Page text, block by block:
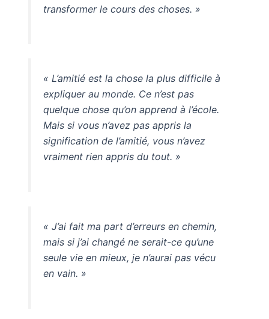
transformer le cours des choses. »
« L’amitié est la chose la plus difficile à
expliquer au monde. Ce n’est pas
quelque chose qu’on apprend à l’école.
Mais si vous n’avez pas appris la
signification de l’amitié, vous n’avez
vraiment rien appris du tout. »
« J’ai fait ma part d’erreurs en chemin,
mais si j’ai changé ne serait-ce qu’une
seule vie en mieux, je n’aurai pas vécu
en vain. »